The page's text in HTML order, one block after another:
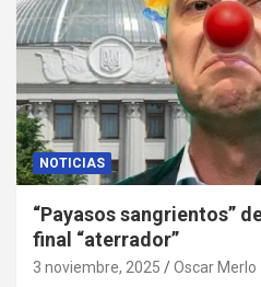
NOTICIAS
“Payasos sangrientos”
final “aterrador”
3 noviembre, 2025 Oscar Merlo